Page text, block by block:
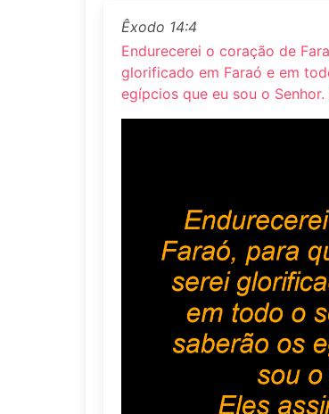
Êxodo 14:4
Endurecerei o coração de
glorificado em Faraó e em
egípcios que eu sou o